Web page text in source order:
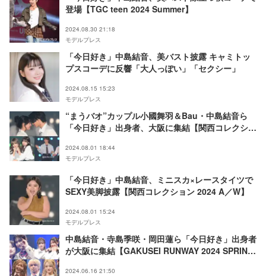
登場【TGC teen 2024 Summer】
2024.08.30 21:18
モデルプレス
「今日好き」中島結音、美バスト披露 キャミトッ
プスコーデに反響「大人っぽい」「セクシー」
2024.08.15 15:23
モデルプレス
“まうバオ”カップル小國舞羽＆Bau・中島結音ら
「今日好き」出身者、大阪に集結【関西コレクショ
2024.08.01 18:44
モデルプレス
「今日好き」中島結音、ミニスカ×レースタイツで
SEXY美脚披露【関西コレクション 2024 A／W】
2024.08.01 15:24
モデルプレス
中島結音・寺島季咲・岡田蓮ら「今日好き」出身者
が大阪に集結【GAKUSEI RUNWAY 2024 SPRING
2024.06.16 21:50